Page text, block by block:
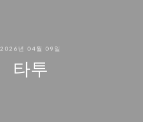
2026년 04월 09일
타투